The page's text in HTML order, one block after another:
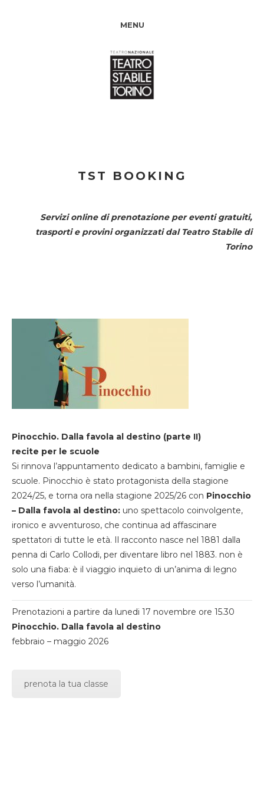
MENU
TST BOOKING
Servizi online di prenotazione per eventi gratuiti,
trasporti e provini organizzati dal Teatro Stabile di
Torino
Pinocchio. Dalla favola al destino (parte II)
recite per le scuole
Si rinnova l’appuntamento dedicato a bambini, famiglie e
scuole. Pinocchio è stato protagonista della stagione
2024/25, e torna ora nella stagione 2025/26 con Pinocchio
– Dalla favola al destino: uno spettacolo coinvolgente,
ironico e avventuroso, che continua ad affascinare
spettatori di tutte le età. Il racconto nasce nel 1881 dalla
penna di Carlo Collodi, per diventare libro nel 1883. non è
solo una fiaba: è il viaggio inquieto di un’anima di legno
verso l’umanità.
Prenotazioni a partire da lunedi 17 novembre ore 15.30
Pinocchio. Dalla favola al destino
febbraio – maggio 2026
prenota la tua classe